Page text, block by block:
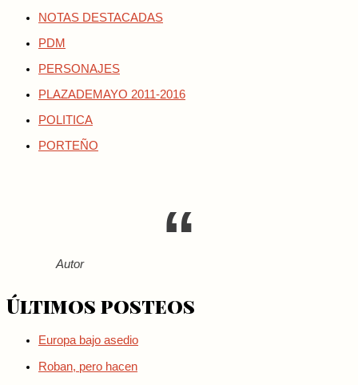
NOTAS DESTACADAS
PDM
PERSONAJES
PLAZADEMAYO 2011-2016
POLITICA
PORTEÑO
Autor
Últimos posteos
Europa bajo asedio
Roban, pero hacen